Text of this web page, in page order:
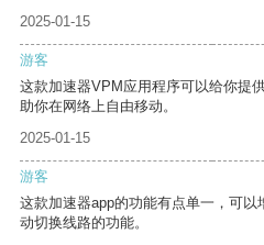
2025-01-15
游客
这款加速器VPM应用程序可以给你提
助你在网络上自由移动。
2025-01-15
游客
这款加速器app的功能有点单一，可
动切换线路的功能。